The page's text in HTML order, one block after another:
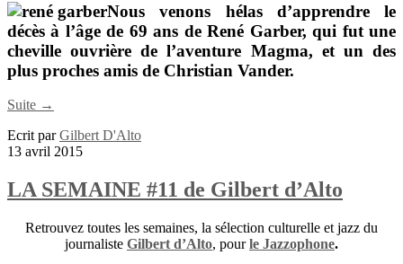
Nous venons hélas d’apprendre le
décès à l’âge de 69 ans deRené Garber, qui fut une
cheville ouvrière de l’aventure Magma, et un des
plus proches amis de Christian Vander.
Suite →
Ecrit parGilbert D'Alto
13 avril 2015
LA SEMAINE #11 de Gilbert d’Alto
Retrouvez toutes les semaines, la sélection culturelle et jazz du
journaliste Gilbert d’Alto, pourle Jazzophone.